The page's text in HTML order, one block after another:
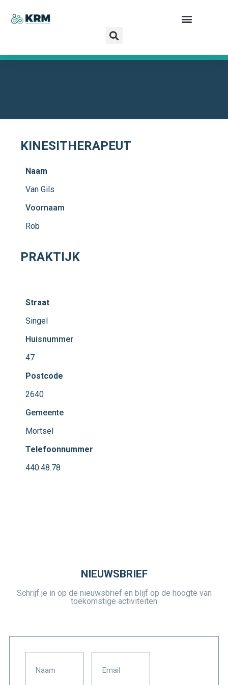
KINESITHERAPEUT
Naam
Van Gils
Voornaam
Rob
PRAKTIJK
Straat
Singel
Huisnummer
47
Postcode
2640
Gemeente
Mortsel
Telefoonnummer
440.48.78
NIEUWSBRIEF
Schrijf je in op de nieuwsbrief en blijf op de hoogte van
toekomstige activiteiten